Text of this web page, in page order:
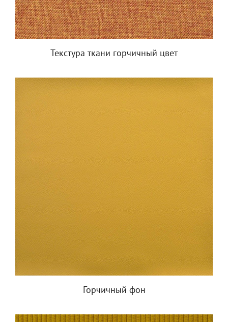
Текстура ткани горчичный цвет
Горчичный фон